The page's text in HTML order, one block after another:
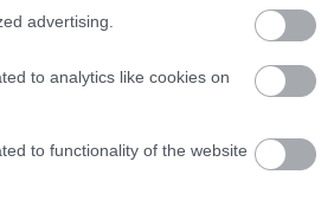
advertising.
to analytics like cookies on
to functionality of the website
excel2007explorer
eyecandye könyv
felsőoktatás
fika
film find and
foci
gadgetsgalactica
glypmsegmail